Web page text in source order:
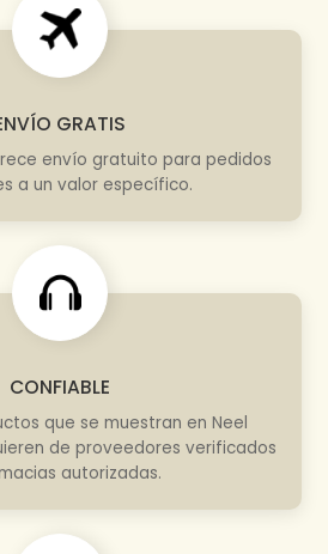
GRATIS
envío gratuito para pedidos
a un valor específico.
CONFIABLE
que se muestran en Neel
de proveedores verificados
autorizadas.